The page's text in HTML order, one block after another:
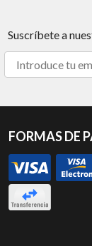
Suscríbete a
FORMAS DE